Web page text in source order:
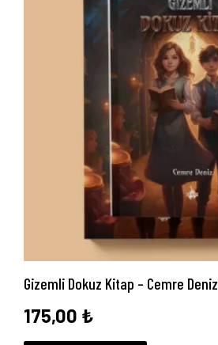
Gizemli Dokuz Kitap – Cemre Deniz
175,00 ₺